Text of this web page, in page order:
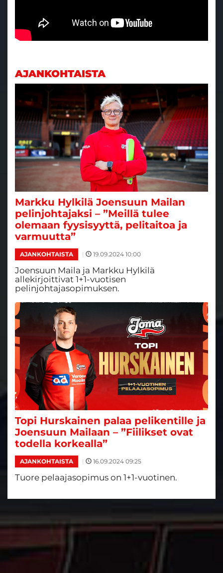
AJANKOHTAISTA
Markku Hylkilä Joensuun Mailan
pelinjohtajaksi – ”Meillä tulee
olemaan fyysisyyttä, pelitaitoa ja
varmuutta”
AJANKOHTAISTA | 19.09.2024 10:00
Joensuun Maila ja Markku Hylkilä
allekirjoittivat 1+1-vuotisen
pelinjohtajasopimuksen.
Topi Hurskainen palaa pelikentille ja
Joensuun Mailaan – ”Fiilikset ovat
todella korkealla”
AJANKOHTAISTA | 16.09.2024 09:25
Tuore pelaajasopimus on 1+1-vuotinen.